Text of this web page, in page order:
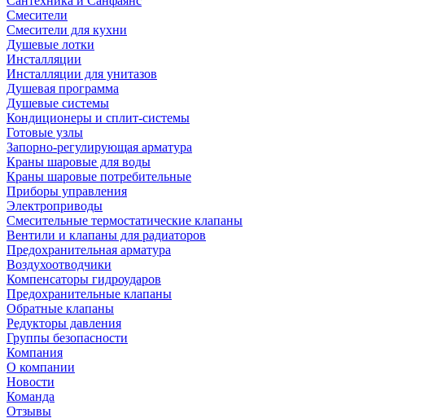
Смесители
Смесители для кухни
Душевые лотки
Инсталляции
Инсталляции для унитазов
Душевая программа
Душевые системы
Кондиционеры и сплит-системы
Готовые узлы
Запорно-регулирующая арматура
Краны шаровые для воды
Краны шаровые потребительные
Приборы управления
Электроприводы
Смесительные термостатические клапаны
Вентили и клапаны для радиаторов
Предохранительная арматура
Воздухоотводчики
Компенсаторы гидроударов
Предохранительные клапаны
Обратные клапаны
Редукторы давления
Группы безопасности
Компания
О компании
Новости
Команда
Отзывы